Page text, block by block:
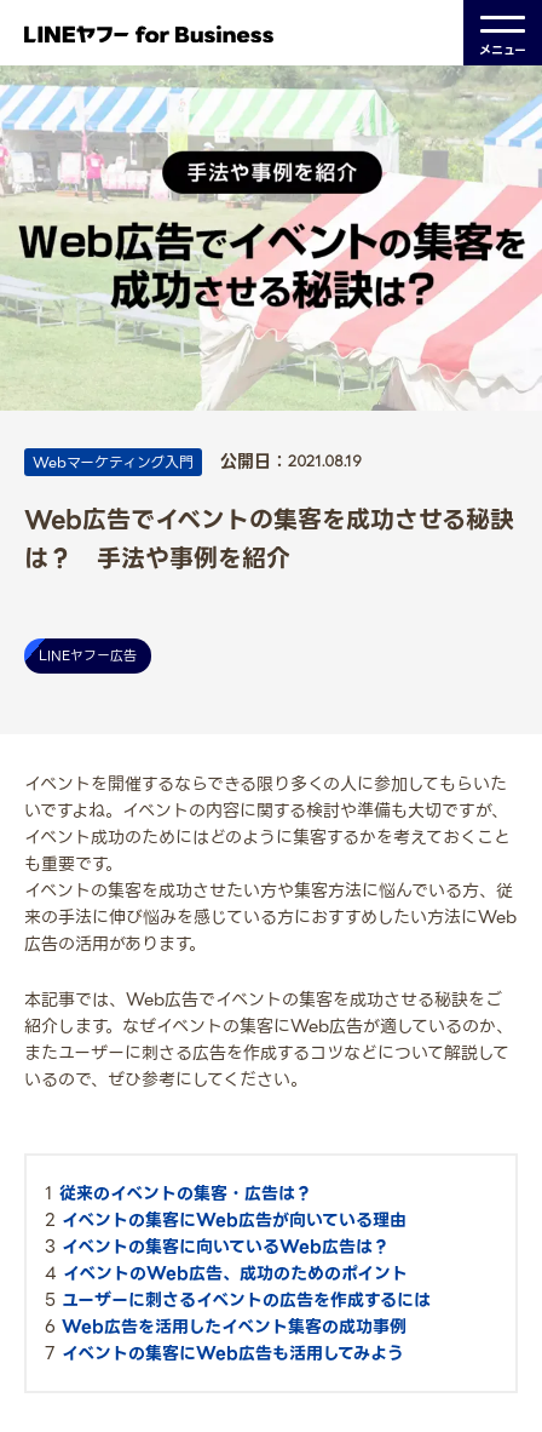
メニュー
Webマーケティング入門 公開日： 2021.08.19
Web広告でイベントの集客を成功させる秘訣
は？ 手法や事例を紹介
LINEヤフー広告
イベントを開催するならできる限り多くの人に参加してもらいた
いですよね。イベントの内容に関する検討や準備も大切ですが、
イベント成功のためにはどのように集客するかを考えておくこと
も重要です。
イベントの集客を成功させたい方や集客方法に悩んでいる方、従
来の手法に伸び悩みを感じている方におすすめしたい方法にWeb
広告の活用があります。
本記事では、Web広告でイベントの集客を成功させる秘訣をご
紹介します。なぜイベントの集客にWeb広告が適しているのか、
またユーザーに刺さる広告を作成するコツなどについて解説して
いるので、ぜひ参考にしてください。
従来のイベントの集客・広告は？
イベントの集客にWeb広告が向いている理由
イベントの集客に向いているWeb広告は？
イベントのWeb広告、成功のためのポイント
ユーザーに刺さるイベントの広告を作成するには
Web広告を活用したイベント集客の成功事例
イベントの集客にWeb広告も活用してみよう